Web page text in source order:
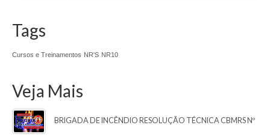
Tags
Cursos e Treinamentos NR'S NR10
Veja Mais
BRIGADA DE INCÊNDIO RESOLUÇÃO TÉCNICA CBMRS Nº